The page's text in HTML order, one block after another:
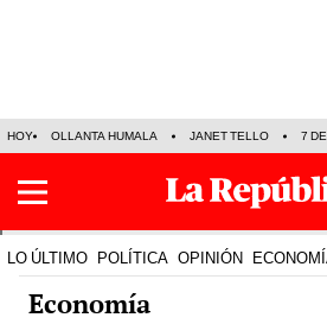
HOY OLLANTA HUMALA JANET TELLO 7
LO ÚLTIMO POLÍTICA OPINIÓN
Economía